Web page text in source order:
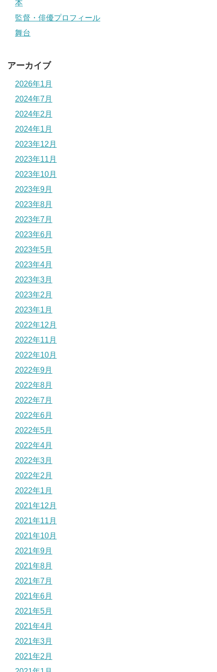
本
監督・俳優プロフィール
舞台
アーカイブ
2026年1月
2024年7月
2024年2月
2024年1月
2023年12月
2023年11月
2023年10月
2023年9月
2023年8月
2023年7月
2023年6月
2023年5月
2023年4月
2023年3月
2023年2月
2023年1月
2022年12月
2022年11月
2022年10月
2022年9月
2022年8月
2022年7月
2022年6月
2022年5月
2022年4月
2022年3月
2022年2月
2022年1月
2021年12月
2021年11月
2021年10月
2021年9月
2021年8月
2021年7月
2021年6月
2021年5月
2021年4月
2021年3月
2021年2月